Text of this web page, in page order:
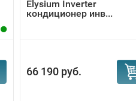
Elysium Inverter
кондиционер инв...
66 190 руб.